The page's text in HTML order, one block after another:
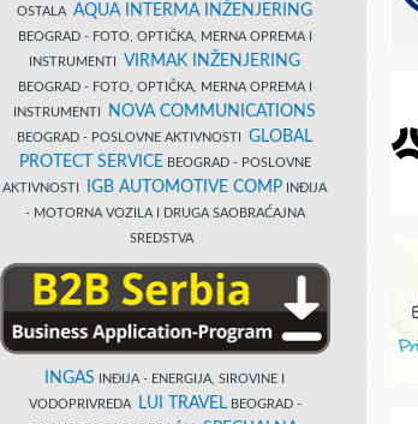
OSTALA AQUA INTERMA INŽENJERING
BEOGRAD - FOTO, OPTIČKA, MERNA OPREMA I
INSTRUMENTI VIRMAK INŽENJERING
BEOGRAD - FOTO, OPTIČKA, MERNA OPREMA I
INSTRUMENTI
NOVA COMMUNICATIONS
BEOGRAD - POSLOVNE AKTIVNOSTI GLOBAL
PROTECT SERVICE BEOGRAD - POSLOVNE
AKTIVNOSTI
IGB AUTOMOTIVE COMP INĐIJA
- MOTORNA VOZILA I DRUGA SAOBRAĆAJNA
SREDSTVA
INGAS INĐIJA - ENERGIJA, SIROVINE I
VODOPRIVREDA
LUI TRAVELBEOGRAD -